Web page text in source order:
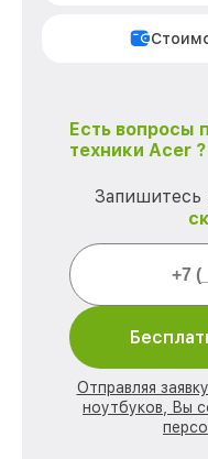
Есть вопросы
техники Acer ?
Запишитесь
Отправляя
ноутбуков, Вы